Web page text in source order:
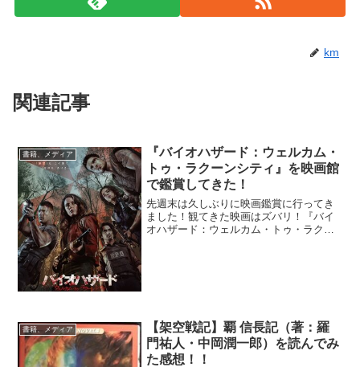
km
関連記事
書籍、メディア
『バイオハザード：ウェルカム・
トゥ・ラクーンシティ』を映画館
で鑑賞してきた！
先週末は久しぶりに映画鑑賞に行ってき
ました！観てきた映画はズバリ！『バイ
オハザード：ウェルカム・トゥ・ラクー
書籍、メディア
【架空戦記】覇 信長記（著：羅
門祐人・中岡潤一郎）を読んでみ
た感想！！